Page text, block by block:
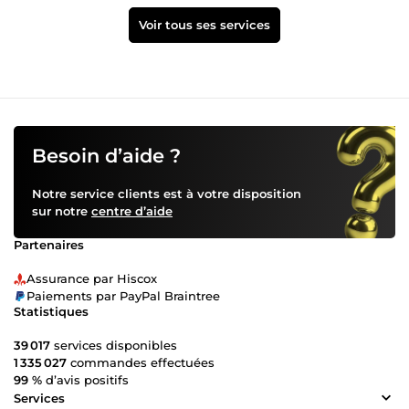
Voir tous ses services
Besoin d’aide ?
Notre service clients est à votre disposition
sur notre centre d’aide
Partenaires
Assurance par Hiscox
Paiements par PayPal Braintree
Statistiques
39 017 services disponibles
1 335 027 commandes effectuées
99 % d’avis positifs
Services